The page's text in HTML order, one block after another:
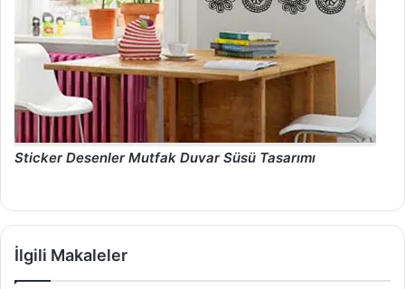
Sticker Desenler Mutfak Duvar Süsü Tasarımı
İlgili Makaleler